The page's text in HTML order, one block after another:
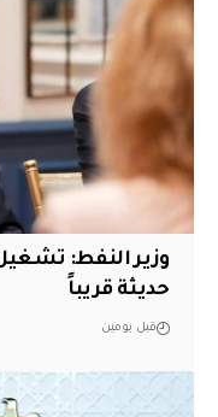
وزير النفط:
حديثة قريباً
قبل يومين